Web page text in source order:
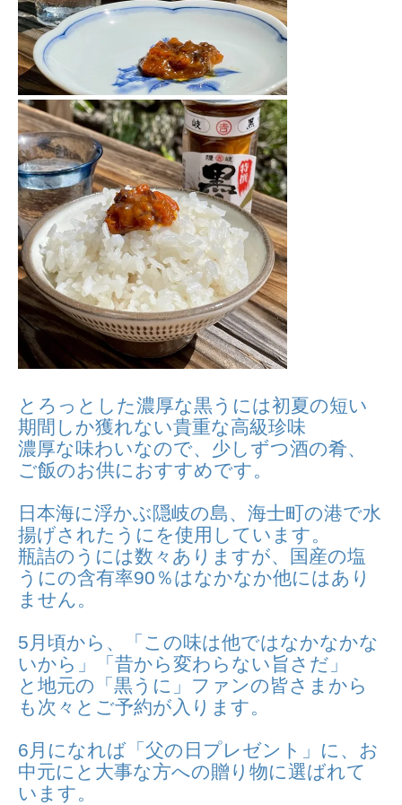
とろっとした濃厚な黒うには初夏の短い
期間しか獲れない貴重な高級珍味
濃厚な味わいなので、少しずつ酒の肴、
ご飯のお供におすすめです。
日本海に浮かぶ隠岐の島、海士町の港で水
揚げされたうにを使用しています。
瓶詰のうには数々ありますが、国産の塩
うにの含有率90％はなかなか他にはあり
ません。
5月頃から、「この味は他ではなかなかな
いから」「昔から変わらない旨さだ」
と地元の「黒うに」ファンの皆さまから
も次々とご予約が入ります。
6月になれば「父の日プレゼント」に、お
中元にと大事な方への贈り物に選ばれて
います。